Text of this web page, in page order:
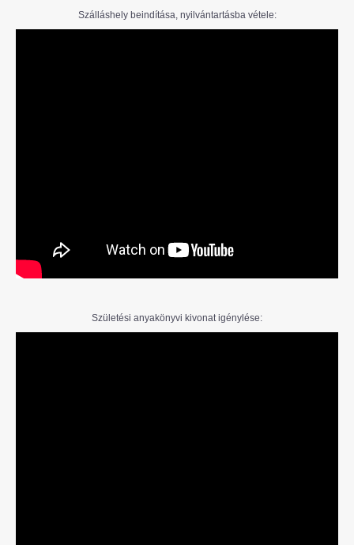
Szálláshely beindítása, nyilvántartásba vétele:
Születési anyakönyvi kivonat igénylése: